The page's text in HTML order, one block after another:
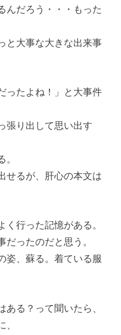
んだろう・・・もった
と大事な大きな出来事
ったよね！」と大事件
張り出して思い出す
。
せるが、肝心の本文は
行った記憶がある。
ったのだと思う。
姿、蘇る。着ている服
る？って聞いたら、
、